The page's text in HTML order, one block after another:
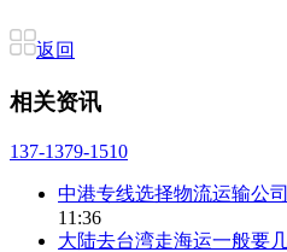
返回
相关资讯
137-1379-1510
中港专线选择物流运输公
11:36
大陆去台湾走海运一般要